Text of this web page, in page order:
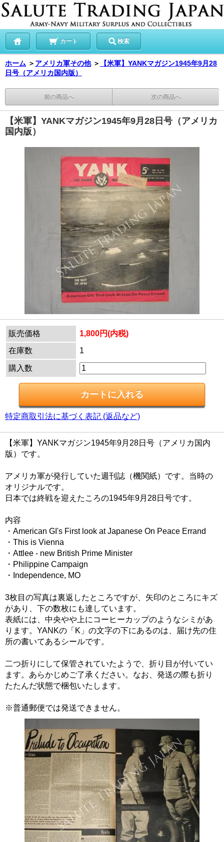
カート 検索
ホーム ＞ アメリカ軍その他 ＞
【米軍】YANKマガジン1945年9月28
日号（アメリカ国内版）
前の商品へ 次の商品へ
【米軍】YANKマガジン1945年9月28日号（アメリカ
国内版）
販売価格
1,800円(内税)
在庫数
1
購入数
特定商取引法に基づく表記 (返品など)
【米軍】YANKマガジン1945年9月28日号（アメリカ国内
版）です。
アメリカ軍が発行していた週刊誌（機関紙）です。当時の
オリジナルです。
日本では終戦を迎えたころの1945年9月28日号です。
内容
・American GI's First look at Japanese On Peace Errand
・This is Vienna
・Attlee - new British Prime Minister
・Philippine Campaign
・Independence, MO
3枚目の写真は裏返したところですが、矢印のところにキズ
があり、下の数枚にも達しています。
表紙には、中央やや上にコーヒーカップのようなシミがあ
ります。YANKの「K」の文字の下にあるのは、届け先の住
所の書いてあるシールです。
二つ折りにして保管されていたようで、折り目が付いてい
ます。あらかじめご了承ください。なお、発送の際も折り
たたんだ状態で梱包いたします。
※普通郵便では発送できません。